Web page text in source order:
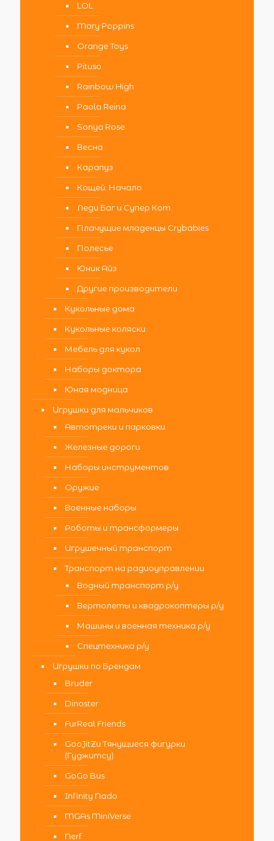
LOL
Mary Poppins
Orange Toys
Pituso
Rainbow High
Paola Reina
Sonya Rose
Весна
Карапуз
Кощей. Начало
Леди Баг и Супер Кот
Плачущие младенцы Crybabies
Полесье
Юник Айз
Другие производители
Кукольные дома
Кукольные коляски
Мебель для кукол
Наборы доктора
Юная модница
Игрушки для мальчиков
Автотреки и парковки
Железные дороги
Наборы инструментов
Оружие
Военные наборы
Роботы и трансформеры
Игрушечный транспорт
Транспорт на радиоуправлении
Водный транспорт р/у
Вертолеты и квадрокоптеры р/у
Машины и военная техника р/у
Спецтехника р/у
Игрушки по Брендам
Bruder
Dinoster
FurReal Friends
GooJitZu Тянущиеся фигурки
(Гуджитсу)
GoGo Bus
Infinity Nado
MGAs MiniVerse
Nerf